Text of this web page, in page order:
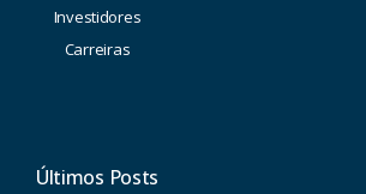
Investidores
Carreiras
Últimos Posts